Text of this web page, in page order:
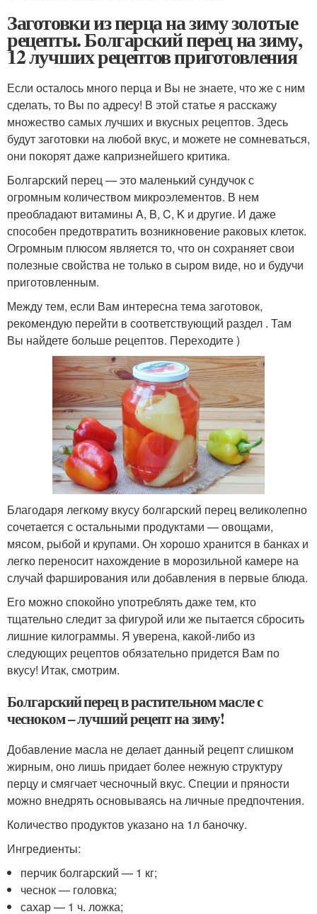
Заготовки из перца на зиму золотые
рецепты. Болгарский перец на зиму,
12 лучших рецептов приготовления
Если осталось много перца и Вы не знаете, что же с ним
сделать, то Вы по адресу! В этой статье я расскажу
множество самых лучших и вкусных рецептов. Здесь
будут заготовки на любой вкус, и можете не сомневаться,
они покорят даже капризнейшего критика.
Болгарский перец — это маленький сундучок с
огромным количеством микроэлементов. В нем
преобладают витамины A, B, C, K и другие. И даже
способен предотвратить возникновение раковых клеток.
Огромным плюсом является то, что он сохраняет свои
полезные свойства не только в сыром виде, но и будучи
приготовленным.
Между тем, если Вам интересна тема заготовок,
рекомендую перейти в соответствующий раздел . Там
Вы найдете больше рецептов. Переходите )
Благодаря легкому вкусу болгарский перец великолепно
сочетается с остальными продуктами — овощами,
мясом, рыбой и крупами. Он хорошо хранится в банках и
легко переносит нахождение в морозильной камере на
случай фарширования или добавления в первые блюда.
Его можно спокойно употреблять даже тем, кто
тщательно следит за фигурой или же пытается сбросить
лишние килограммы. Я уверена, какой-либо из
следующих рецептов обязательно придется Вам по
вкусу! Итак, смотрим.
Болгарский перец в растительном масле с
чесноком – лучший рецепт на зиму!
Добавление масла не делает данный рецепт слишком
жирным, оно лишь придает более нежную структуру
перцу и смягчает чесночный вкус. Специи и пряности
можно внедрять основываясь на личные предпочтения.
Количество продуктов указано на 1л баночку.
Ингредиенты:
перчик болгарский — 1 кг;
чеснок — головка;
сахар — 1 ч. ложка;